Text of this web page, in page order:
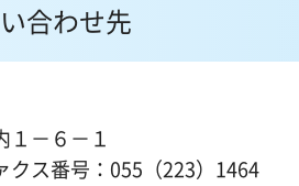
合わせ先
－６－１
ス番号：055（223）1464